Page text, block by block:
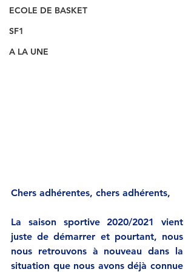
ECOLE DE BASKET
SF1
A LA UNE
Chers adhérentes, chers adhérents,
La saison sportive 2020/2021 vient
juste de démarrer et pourtant, nous
nous retrouvons à nouveau dans la
situation que nous avons déjà connue